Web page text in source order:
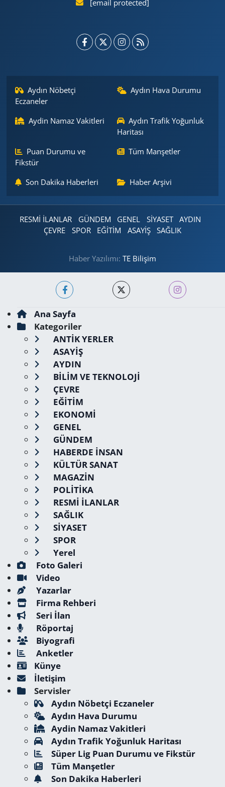
[email protected]
Aydın Nöbetçi
Eczaneler
Aydın Hava Durumu
Aydin Namaz Vakitleri
Aydın Trafik Yoğunluk
Haritası
Puan Durumu ve
Fikstür
Tüm Manşetler
Son Dakika Haberleri Haber Arşivi
RESMİ İLANLAR GÜNDEM GENEL SİYASET
AYDIN
ÇEVRE
SPOR EĞİTİM ASAYİŞ SAĞLIK
Haber Yazılımı: TE Bilişim
Ana Sayfa
Kategoriler
ANTİK YERLER
ASAYİŞ
AYDIN
BİLİM VE TEKNOLOJİ
ÇEVRE
EĞİTİM
EKONOMİ
GENEL
GÜNDEM
HABERDE İNSAN
KÜLTÜR SANAT
MAGAZİN
POLİTİKA
RESMİ İLANLAR
SAĞLIK
SİYASET
SPOR
Yerel
Foto Galeri
Video
Yazarlar
Firma Rehberi
Seri İlan
Röportaj
Biyografi
Anketler
Künye
İletişim
Servisler
Aydın Nöbetçi Eczaneler
Aydın Hava Durumu
Aydin Namaz Vakitleri
Aydın Trafik Yoğunluk Haritası
Süper Lig Puan Durumu ve Fikstür
Tüm Manşetler
Son Dakika Haberleri